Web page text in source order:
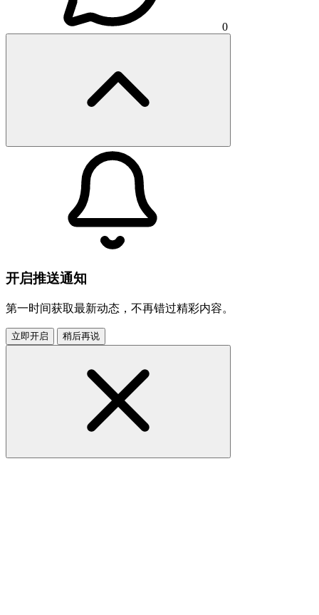
0
开启推送通知
第一时间获取最新动态，不再错过精彩内容。
立即开启 稍后再说